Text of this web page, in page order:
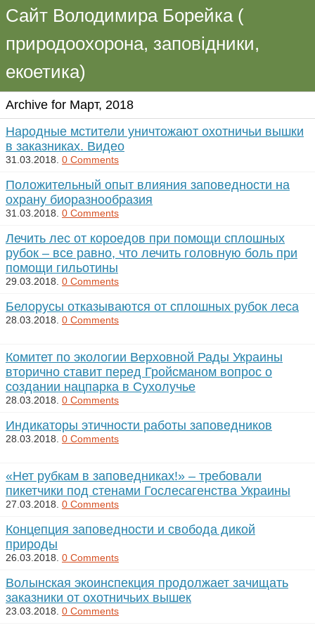
Сайт Володимира Борейка (
природоохорона, заповідники,
екоетика)
Archive for Март, 2018
Народные мстители уничтожают охотничьи вышки
в заказниках. Видео
31.03.2018. 0 Comments
Положительный опыт влияния заповедности на
охрану биоразнообразия
31.03.2018. 0 Comments
Лечить лес от короедов при помощи сплошных
рубок – все равно, что лечить головную боль при
помощи гильотины
29.03.2018. 0 Comments
Белорусы отказываются от сплошных рубок леса
28.03.2018. 0 Comments
Комитет по экологии Верховной Рады Украины
вторично ставит перед Гройсманом вопрос о
создании нацпарка в Сухолучье
28.03.2018. 0 Comments
Индикаторы этичности работы заповедников
28.03.2018. 0 Comments
«Нет рубкам в заповедниках!» – требовали
пикетчики под стенами Гослесагенства Украины
27.03.2018. 0 Comments
Концепция заповедности и свобода дикой
природы
26.03.2018. 0 Comments
Волынская экоинспекция продолжает зачищать
заказники от охотничьих вышек
23.03.2018. 0 Comments